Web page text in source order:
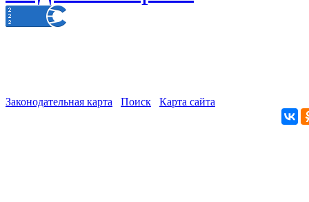
Законодательная карта Поиск Карта сайта